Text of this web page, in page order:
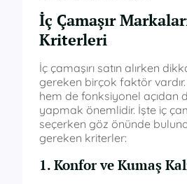
İç Çamaşır
Kriterleri
İç çamaşırı satın alırken
gereken birçok faktör
hem de fonksiyonel açıdan
yapmak önemlidir. İşte iç
seçerken göz önünde
gereken kriterler:
1. Konfor ve Kumaş